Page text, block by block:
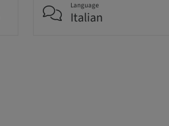
Language
Italian